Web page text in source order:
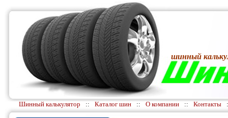
шинный
Шинный калькулятор :: Каталог шин :: О компании :: Контакты